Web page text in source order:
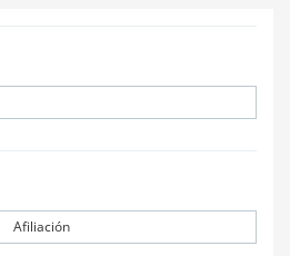
Afiliación